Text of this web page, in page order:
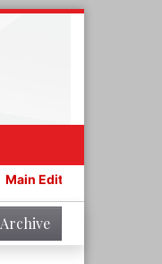
Main Edition
Archive